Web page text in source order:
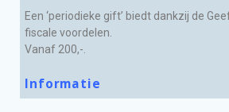
Een ‘periodieke gift’ biedt dankzij de
fiscale voordelen.
Vanaf 200,-.
Informatie